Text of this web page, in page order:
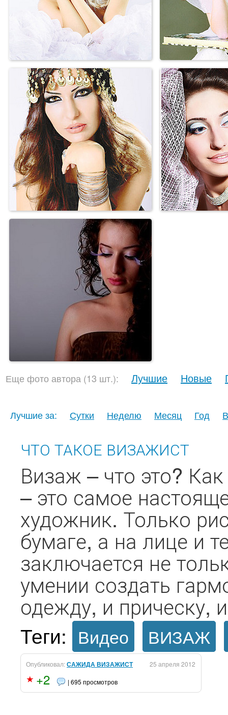
Еще фото автора (13 шт.): Лучшие Новые
Лучшие за: Сутки Неделю Месяц Год
ЧТО ТАКОЕ ВИЗАЖИСТ
Визаж – что это?
– это самое
художник. Только
бумаге, а на лице и
заключается не
умении создать
одежду, и прическу,
Теги: Видео ВИЗАЖ
Опубликовал:САЖИДА ВИЗАЖИСТ 25 апреля 2012
+2 | 695 просмотров